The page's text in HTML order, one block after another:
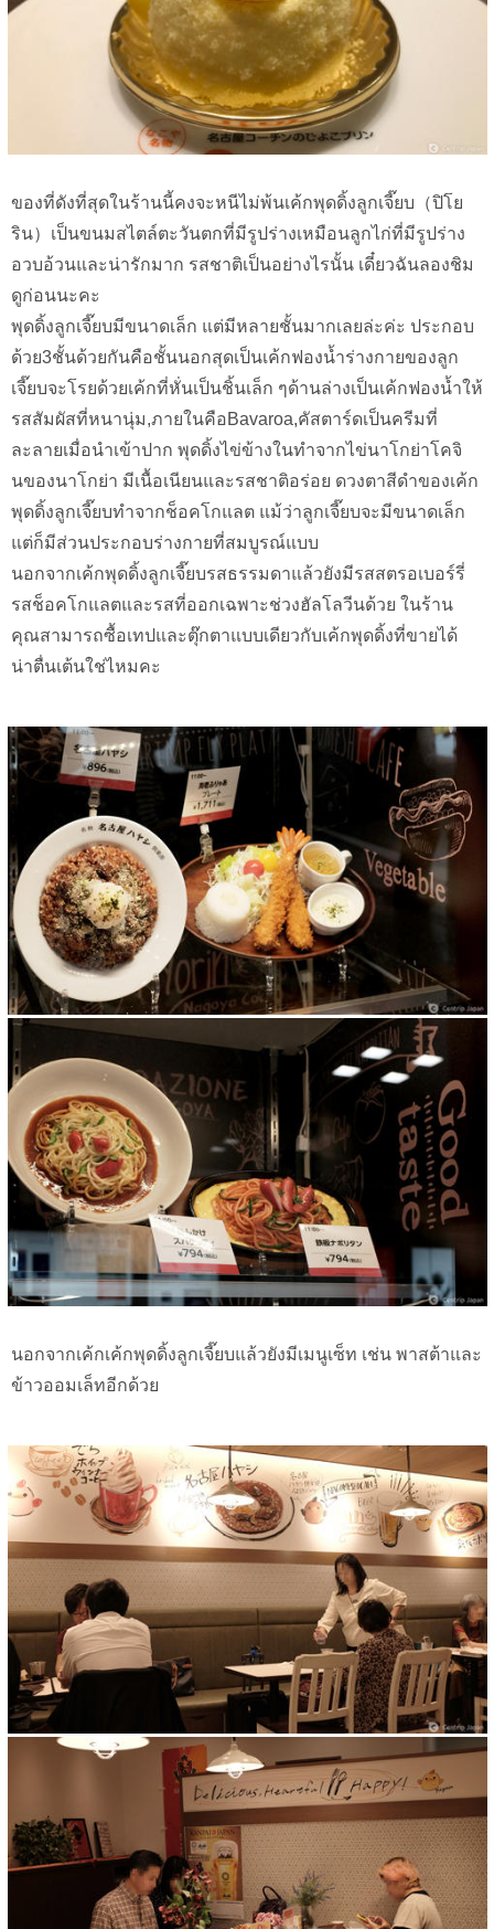
ของที่ดังที่สุดในร้านนี้คงจะหนีไม่พ้นเค้กพุดดิ้งลูกเจี๊ยบ（ปิโย
ริน）เป็นขนมสไตล์ตะวันตกที่มีรูปร่างเหมือนลูกไก่ที่มีรูปร่าง
อวบอ้วนและน่ารักมาก รสชาติเป็นอย่างไรนั้น เดี๋ยวฉันลองชิม
ดูก่อนนะคะ
พุดดิ้งลูกเจี๊ยบมีขนาดเล็ก แต่มีหลายชั้นมากเลยล่ะค่ะ ประกอบ
ด้วย3ชั้นด้วยกันคือชั้นนอกสุดเป็นเค้กฟองน้ำร่างกายของลูก
เจี๊ยบจะโรยด้วยเค้กที่หั่นเป็นชิ้นเล็ก ๆด้านล่างเป็นเค้กฟองน้ำให้
รสสัมผัสที่หนานุ่ม,ภายในคือBavaroa,คัสตาร์ดเป็นครีมที่
ละลายเมื่อนำเข้าปาก พุดดิ้งไข่ข้างในทำจากไข่นาโกย่าโคจิ
นของนาโกย่า มีเนื้อเนียนและรสชาติอร่อย ดวงตาสีดำของเค้ก
พุดดิ้งลูกเจี๊ยบทำจากช็อคโกแลต แม้ว่าลูกเจี๊ยบจะมีขนาดเล็ก
แต่ก็มีส่วนประกอบร่างกายที่สมบูรณ์แบบ
นอกจากเค้กพุดดิ้งลูกเจี๊ยบรสธรรมดาแล้วยังมีรสสตรอเบอร์รี่
รสช็อคโกแลตและรสที่ออกเฉพาะช่วงฮัลโลวีนด้วย ในร้าน
คุณสามารถซื้อเทปและตุ๊กตาแบบเดียวกับเค้กพุดดิ้งที่ขายได้
น่าตื่นเต้นใช่ไหมคะ
นอกจากเค้กเค้กพุดดิ้งลูกเจี๊ยบแล้วยังมีเมนูเซ็ท เช่น พาสต้าและ
ข้าวออมเล็ทอีกด้วย